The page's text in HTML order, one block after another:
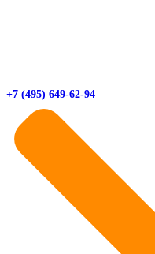
+7 (495) 649-62-94